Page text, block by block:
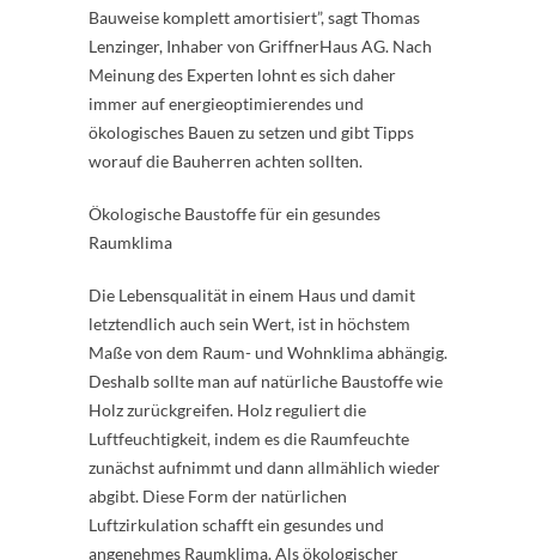
Bauweise komplett amortisiert”, sagt Thomas
Lenzinger, Inhaber von GriffnerHaus AG. Nach
Meinung des Experten lohnt es sich daher
immer auf energieoptimierendes und
ökologisches Bauen zu setzen und gibt Tipps
worauf die Bauherren achten sollten.
Ökologische Baustoffe für ein gesundes
Raumklima
Die Lebensqualität in einem Haus und damit
letztendlich auch sein Wert, ist in höchstem
Maße von dem Raum- und Wohnklima abhängig.
Deshalb sollte man auf natürliche Baustoffe wie
Holz zurückgreifen. Holz reguliert die
Luftfeuchtigkeit, indem es die Raumfeuchte
zunächst aufnimmt und dann allmählich wieder
abgibt. Diese Form der natürlichen
Luftzirkulation schafft ein gesundes und
angenehmes Raumklima. Als ökologischer